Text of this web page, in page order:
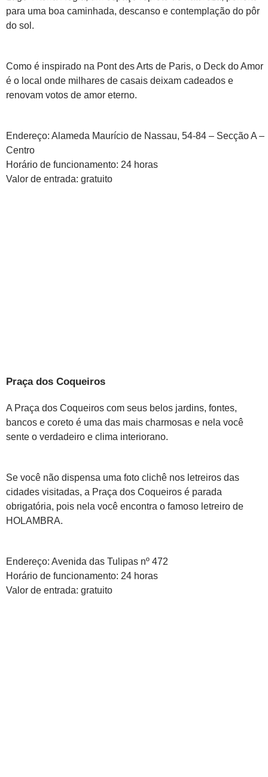
para uma boa caminhada, descanso e contemplação do pôr
do sol.
Como é inspirado na Pont des Arts de Paris, o Deck do Amor
é o local onde milhares de casais deixam cadeados e
renovam votos de amor eterno.
Endereço: Alameda Maurício de Nassau, 54-84 – Secção A –
Centro
Horário de funcionamento: 24 horas
Valor de entrada: gratuito
Praça dos Coqueiros
A Praça dos Coqueiros com seus belos jardins, fontes,
bancos e coreto é uma das mais charmosas e nela você
sente o verdadeiro e clima interiorano.
Se você não dispensa uma foto clichê nos letreiros das
cidades visitadas, a Praça dos Coqueiros é parada
obrigatória, pois nela você encontra o famoso letreiro de
HOLAMBRA.
Endereço: Avenida das Tulipas nº 472
Horário de funcionamento: 24 horas
Valor de entrada: gratuito